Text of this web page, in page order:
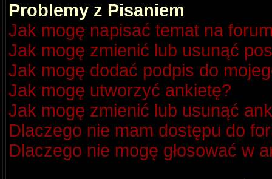
Problemy z Pisaniem
Jak mogę napisać temat na
Jak mogę zmienić lub usunąć
Jak mogę dodać podpis do
Jak mogę utworzyć ankietę?
Jak mogę zmienić lub usunąć
Dlaczego nie mam dostępu do
Dlaczego nie mogę głosować w